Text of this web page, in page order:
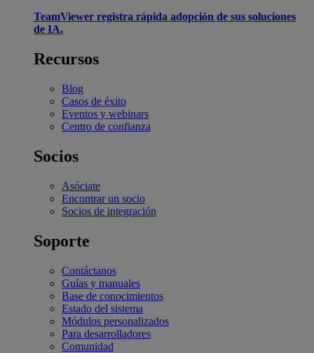
TeamViewer registra rápida adopción de sus soluciones
de IA.
Recursos
Blog
Casos de éxito
Eventos y webinars
Centro de confianza
Socios
Asóciate
Encontrar un socio
Socios de integración
Soporte
Contáctanos
Guías y manuales
Base de conocimientos
Estado del sistema
Módulos personalizados
Para desarrolladores
Comunidad